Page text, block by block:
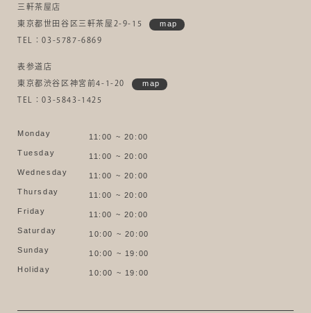
三軒茶屋店
東京都世田谷区三軒茶屋2-9-15 map
TEL：03-5787-6869
表参道店
東京都渋谷区神宮前4-1-20 map
TEL：03-5843-1425
Monday
11:00 ~ 20:00
Tuesday
11:00 ~ 20:00
Wednesday
11:00 ~ 20:00
Thursday
11:00 ~ 20:00
Friday
11:00 ~ 20:00
Saturday
10:00 ~ 20:00
Sunday
10:00 ~ 19:00
Holiday
10:00 ~ 19:00